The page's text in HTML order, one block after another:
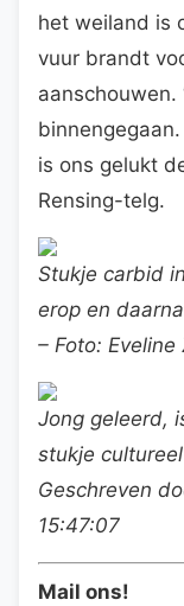
het weiland is
vuur brandt
aanschouwen.
is ons gelukt
Rensing-telg.
Stukje carbid
erop en
– Foto: Eveline
Jong geleerd,
stukje
Geschreven
15:47:07
Mail ons!